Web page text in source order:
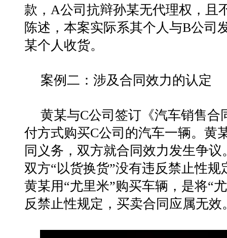
款，A公司抗辩孙某无代理权，且
陈述，本案实际系其个人与B公司
某个人收货。
案例二：涉及合同效力的认定
黄某与C公司签订《汽车销售合
付方式购买C公司的汽车一辆。黄
同义务，双方就合同效力发生争
双方“以货换货”没有违反禁止性
黄某用“尤里米”购买车辆，是将“
反禁止性规定，买卖合同应属无效